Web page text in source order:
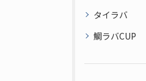
タイラバ
鯛ラバCUP